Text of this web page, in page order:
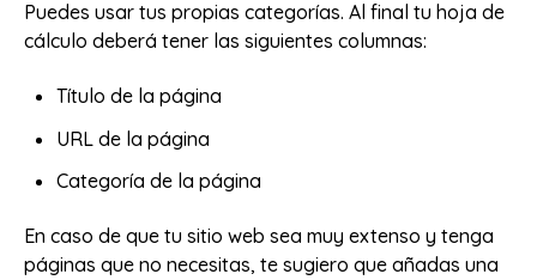
Puedes usar tus propias categorías. Al final tu hoja de
cálculo deberá tener las siguientes columnas:
Título de la página
URL de la página
Categoría de la página
En caso de que tu sitio web sea muy extenso y tenga
páginas que no necesitas, te sugiero que añadas una